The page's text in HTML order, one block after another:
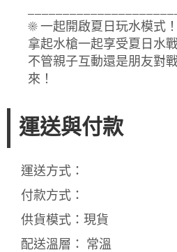
☀️ 一起開啟夏日玩水模式！
拿起水槍一起享受夏日水
不管親子互動還是朋友對
來！
運送與付款
運送方式：
付款方式：
供貨模式：現貨
配送溫層： 常溫